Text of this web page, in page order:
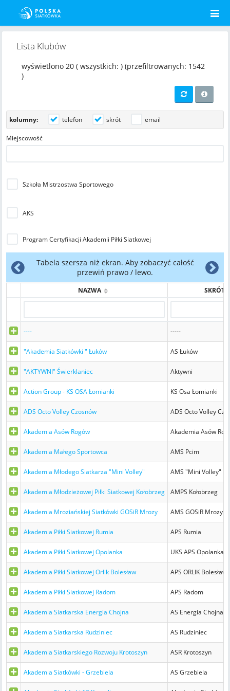
Lista Klubów
wyświetlono 20 ( wszystkich: ) (przefiltrowanych: 1542
)
kolumny: telefon skrót email
Miejscowość
Szkoła Mistrzostwa Sportowego
AKS
Program Certyfikacji Akademii Piłki Siatkowej
Tabela szersza niż ekran. Aby zobaczyć całość
przewiń prawo / lewo.
NAZWA SKRÓT
---- -----
"Akademia Siatkówki " Łuków AS Łuków
"AKTYWNI" Świerklaniec Aktywni
Action Group - KS OSA Łomianki KS Osa Łomianki
ADS Octo Volley Czosnów ADS Octo Volley
Akademia Asów Rogów Akademia Asów
Akademia Małego Sportowca AMS Pcim
Akademia Młodego Siatkarza "Mini Volley" AMS "Mini Volley"
Akademia Młodzieżowej Piłki Siatkowej Kołobrzeg AMPS Kołobrzeg
Akademia Mroziańskiej Siatkówki GOSiR Mrozy AMS GOSiR Mrozy
Akademia Piłki Siatkowej Rumia APS Rumia
Akademia Piłki Siatkowej Opolanka UKS APS Opolanka
Akademia Piłki Siatkowej Orlik Bolesław APS ORLIK Bolesław
Akademia Piłki Siatkowej Radom APS Radom
Akademia Siatkarska Energia Chojna AS Energia Chojna
Akademia Siatkarska Rudziniec AS Rudziniec
Akademia Siatkarskiego Rozwoju Krotoszyn ASR Krotoszyn
Akademia Siatkówki - Grzebiela AS Grzebiela